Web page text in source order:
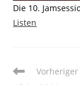
Die 10.
Listen
Weitere